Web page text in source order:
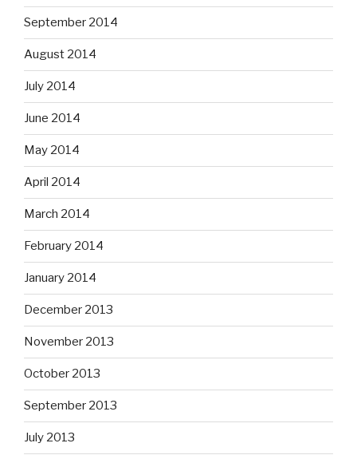
September 2014
August 2014
July 2014
June 2014
May 2014
April 2014
March 2014
February 2014
January 2014
December 2013
November 2013
October 2013
September 2013
July 2013